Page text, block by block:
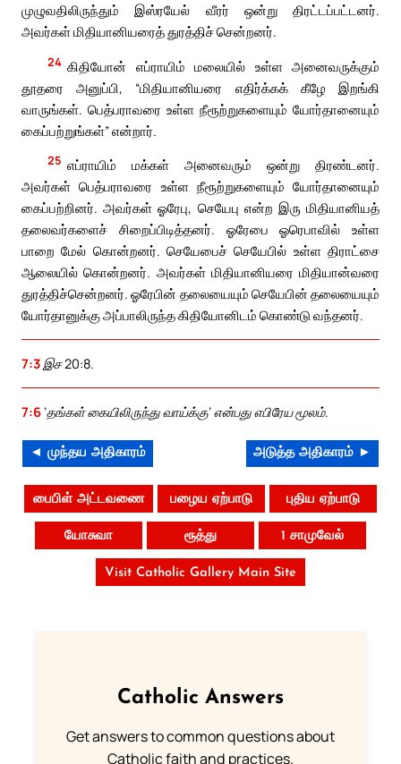
முழுவதிலிருந்தும் இஸ்ரயேல் வீரர் ஒன்று திரட்டப்பட்டனர்.
அவர்கள் மிதியானியரைத் துரத்திச் சென்றனர்.
24 கிதியோன் எப்ராயிம் மலையில் உள்ள அனைவருக்கும்
தூதரை அனுப்பி, “மிதியானியரை எதிர்க்கக் கீழே இறங்கி
வாருங்கள். பெத்பராவரை உள்ள நீரூற்றுகளையும் யோர்தானையும்
கைப்பற்றுங்கள்” என்றார்.
25 எப்ராயிம் மக்கள் அனைவரும் ஒன்று திரண்டனர்.
அவர்கள் பெத்பராவரை உள்ள நீரூற்றுகளையும் யோர்தானையும்
கைப்பற்றினர். அவர்கள் ஓரேபு, செயேபு என்ற இரு மிதியானியத்
தலைவர்களைச் சிறைப்பிடித்தனர். ஓரேபை ஓரெபாவில் உள்ள
பாறை மேல் கொன்றனர். செயேபைச் செயேபில் உள்ள திராட்சை
ஆலையில் கொன்றனர். அவர்கள் மிதியானியரை மிதியான்வரை
துரத்திச்சென்றனர். ஓரேபின் தலையையும் செயேபின் தலையையும்
யோர்தானுக்கு அப்பாலிருந்த கிதியோனிடம் கொண்டு வந்தனர்.
7:3இச 20:8.
7:6 ‘தங்கள் கையிலிருந்து வாய்க்கு’ என்பது எபிரேய மூலம்.
◄ முந்தய அதிகாரம் அடுத்த அதிகாரம் ►
பைபிள் அட்டவணை பழைய ஏற்பாடு புதிய ஏற்பாடு
யோசுவா ரூத்து 1 சாமுவேல்
Visit Catholic Gallery Main Site
Catholic Answers
Get answers to common questions about
Catholic faith and practices.